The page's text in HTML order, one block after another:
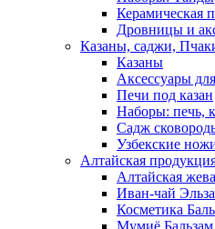
Керамическая
Дровницы и
Казаны, саджи,
Казаны
Аксессуары
Печи под казан
Наборы: печь,
Садж
Узбекские
Алтайская
Алтайская
Иван-чай
Косметика
Мумиё Бальзам